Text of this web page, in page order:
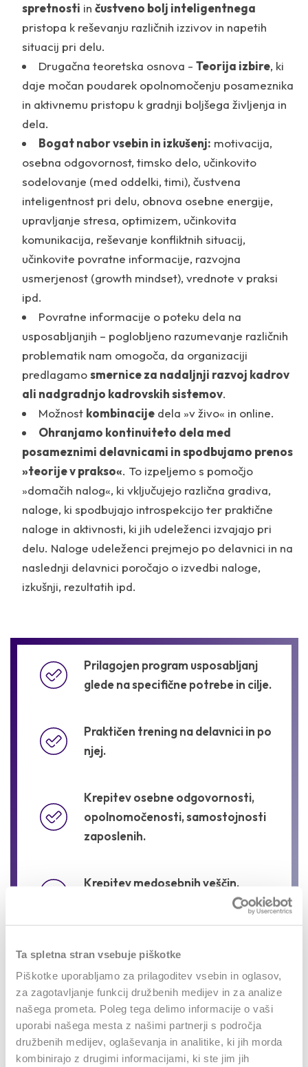
Ta spletna stran vsebuje piškotke
Piškotke uporabljamo za prilagoditev vsebin in oglasov,
za zagotavljanje funkcij družbenih medijev in za analize
našega prometa. Poleg tega delimo informacije o vaši
uporabi našega mesta z našimi partnerji s področja
družbenih medijev, oglaševanja in analitike, ki jih morda
kombinirajo z drugimi informacijami, ki ste jim jih
spretnosti in čustveno bolj inteligentnega
pristopa k reševanju različnih izzivov in napetih
situacij pri delu.
Drugačna teoretska osnova - Teorija izbire, ki
daje močan poudarek opolnomočenju posameznika
in aktivnemu pristopu k gradnji boljšega življenja in
dela.
Bogat nabor vsebin in izkušenj: motivacija,
osebna odgovornost, timsko delo, učinkovito
sodelovanje (med oddelki, timi), čustvena
inteligentnost pri delu, obnova osebne energije,
upravljanje stresa, optimizem, učinkovita
komunikacija, reševanje konfliktnih situacij,
učinkovite povratne informacije, razvojna
usmerjenost (growth mindset), vrednote v praksi
ipd.
Povratne informacije o poteku dela na
usposabljanjih – poglobljeno razumevanje različnih
problematik nam omogoča, da organizaciji
predlagamosmernice za nadaljnji razvoj kadrov
ali nadgradnjo kadrovskih sistemov.
Možnost kombinacije dela »v živo« in online.
Ohranjamo kontinuiteto dela med
posameznimi delavnicami in spodbujamo prenos
»teorije v prakso«. To izpeljemo s pomočjo
»domačih nalog«, ki vključujejo različna gradiva,
naloge, ki spodbujajo introspekcijo ter praktične
naloge in aktivnosti, ki jih udeleženci izvajajo pri
delu. Naloge udeleženci prejmejo po delavnici in na
naslednji delavnici poročajo o izvedbi naloge,
izkušnji, rezultatih ipd.
Prilagojen program usposabljanj
glede na specifične potrebe in cilje.
Praktičen trening na delavnici in po
njej.
Krepitev osebne odgovornosti,
opolnomočenosti, samostojnosti
zaposlenih.
Krepitev medosebnih veščin,
Preseganje »vrtičkanja« in gradnjo
Partnersko sodelovanje s
podjetjem: svetovanje in smernice
za reševanje specifičnih izzivov, za